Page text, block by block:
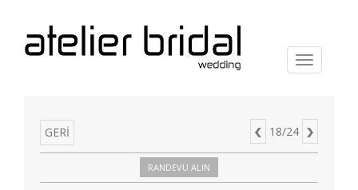
Menu
GERİ 18/24
RANDEVU ALIN